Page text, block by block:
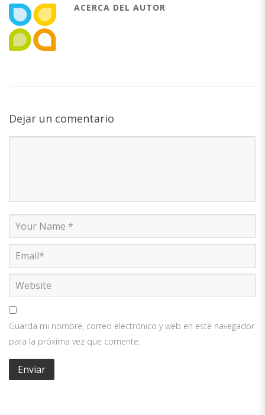
ACERCA DEL AUTOR
Dejar un comentario
Guarda mi nombre, correo electrónico y web en este navegador
para la próxima vez que comente.